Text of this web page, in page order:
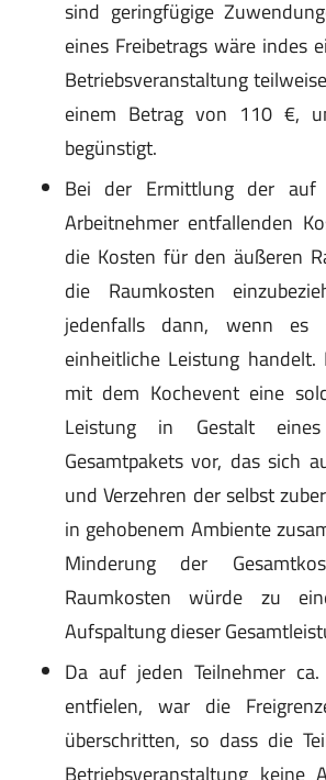
sind geringfügige
eines Freibetrags wäre indes
Betriebsveranstaltung
einem Betrag von 110 €,
begünstigt.
Bei der Ermittlung der auf
Arbeitnehmer entfallenden
die Kosten für den äußeren
die Raumkosten
jedenfalls dann, wenn
einheitliche Leistung
mit dem Kochevent eine
Leistung in Gestalt eines
Gesamtpakets vor, das sich
und Verzehren der selbst
in gehobenem Ambiente
Minderung der
Raumkosten würde zu
Aufspaltung dieser
Da auf jeden Teilnehmer
entfielen, war die
überschritten, so dass die
Betriebsveranstaltung keine